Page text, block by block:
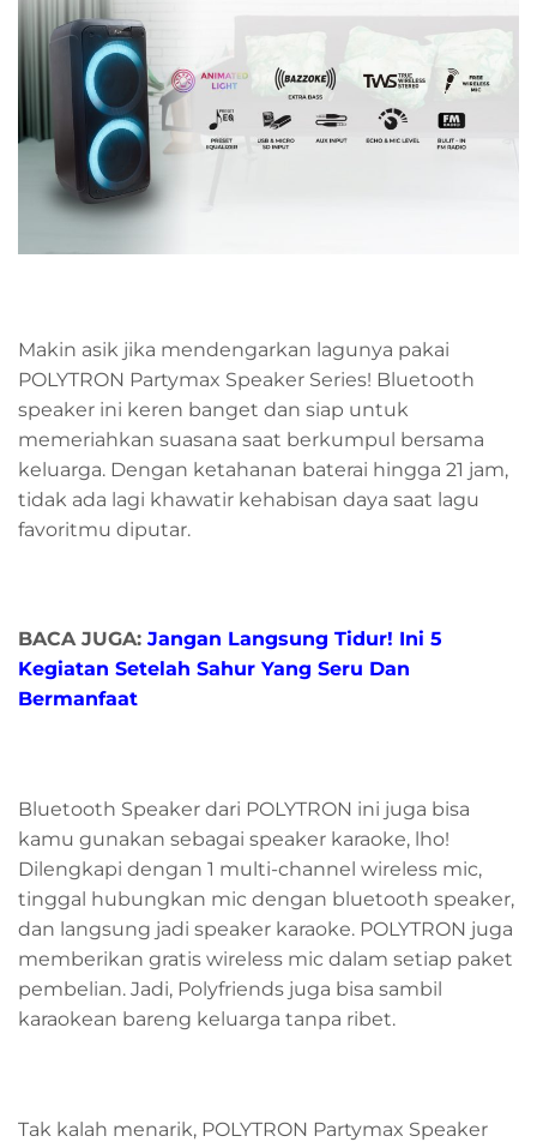
Makin asik jika mendengarkan lagunya pakai
POLYTRON Partymax Speaker Series! Bluetooth
speaker ini keren banget dan siap untuk
memeriahkan suasana saat berkumpul bersama
keluarga. Dengan ketahanan baterai hingga 21 jam,
tidak ada lagi khawatir kehabisan daya saat lagu
favoritmu diputar.
BACA JUGA: Jangan Langsung Tidur! Ini 5
Kegiatan Setelah Sahur Yang Seru Dan
Bermanfaat
Bluetooth Speaker dari POLYTRON ini juga bisa
kamu gunakan sebagai speaker karaoke, lho!
Dilengkapi dengan 1 multi-channel wireless mic,
tinggal hubungkan mic dengan bluetooth speaker,
dan langsung jadi speaker karaoke. POLYTRON juga
memberikan gratis wireless mic dalam setiap paket
pembelian. Jadi, Polyfriends juga bisa sambil
karaokean bareng keluarga tanpa ribet.
Tak kalah menarik, POLYTRON Partymax Speaker